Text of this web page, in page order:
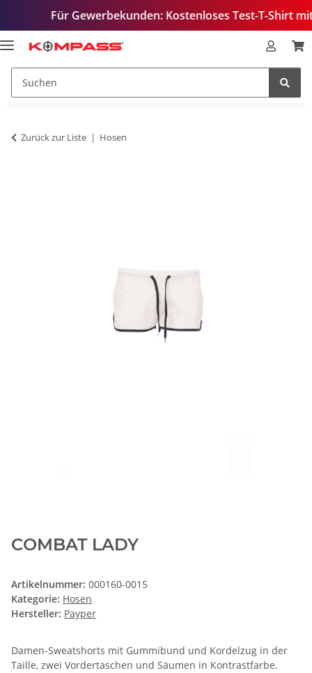
Für Gewerbekunden: Kostenloses Test-T-Shirt mit
Zurück zur Liste Hosen
COMBAT LADY
Artikelnummer: 000160-0015
Kategorie: Hosen
Hersteller: Payper
Damen-Sweatshorts mit Gummibund und Kordelzug in der
Taille, zwei Vordertaschen und Säumen in Kontrastfarbe.